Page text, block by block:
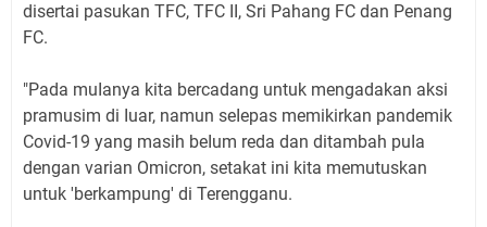
disertai pasukan TFC, TFC II, Sri Pahang FC dan Penang
FC.
"Pada muIanya kita bercadang untuk mengadakan aksi
pramusim di Iuar, namun seIepas memikirkan pandemik
Covid-19 yang masih beIum reda dan ditambah puIa
dengan varian Omicron, setakat ini kita memutuskan
untuk 'berkampung' di Terengganu.